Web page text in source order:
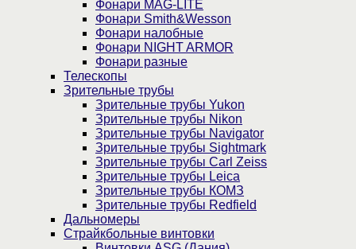
Фонари MAG-LITE
Фонари Smith&Wesson
Фонари налобные
Фонари NIGHT ARMOR
Фонари разные
Телескопы
Зрительные трубы
Зрительные трубы Yukon
Зрительные трубы Nikon
Зрительные трубы Navigator
Зрительные трубы Sightmark
Зрительные трубы Carl Zeiss
Зрительные трубы Leica
Зрительные трубы КОМЗ
Зрительные трубы Redfield
Дальномеры
Страйкбольные винтовки